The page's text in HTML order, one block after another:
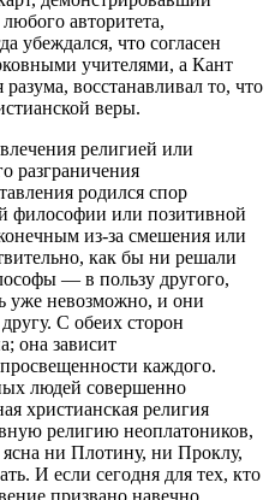
авторитета,
убеждался, что согласен
учителями, а Кант
восстанавливал то, что
веры.
религией или
разграничения
родился спор
философии или позитивной
из-за смешения или
как бы ни решали
— в пользу другого,
уже невозможно, и они
С обеих сторон
она зависит
каждого.
людей совершенно
христианская религия
религию неоплатоников,
ясна ни Плотину, ни Проклу,
И если сегодня для тех, кто